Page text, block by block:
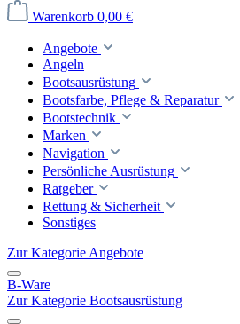
Warenkorb 0,00 €
Angebote
Angeln
Bootsausrüstung
Bootsfarbe, Pflege & Reparatur
Bootstechnik
Marken
Navigation
Persönliche Ausrüstung
Ratgeber
Rettung & Sicherheit
Sonstiges
Zur Kategorie Angebote
B-Ware
Zur Kategorie Bootsausrüstung